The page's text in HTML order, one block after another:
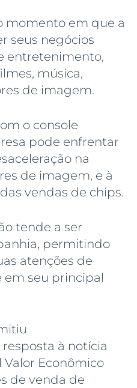
momento em que a
seus negócios
entretenimento,
música,
de imagem.
o console
pode enfrentar
na
de imagem, e à
vendas de chips.
tende a ser
permitindo
atenções de
seu principal
à notícia
Econômico
de venda de